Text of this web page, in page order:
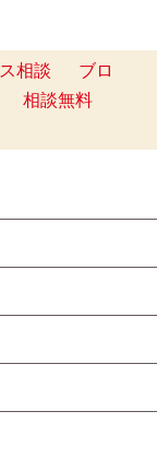
相談
ブロ
相談無料